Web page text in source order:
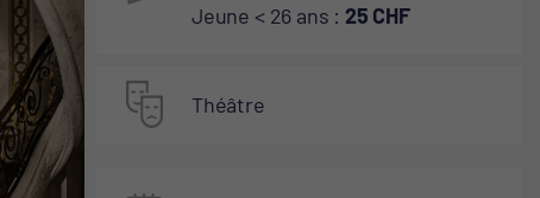
Jeune < 26 ans : 25 CHF
Théâtre